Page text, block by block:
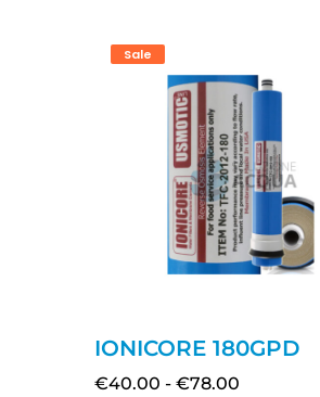
Sale
IONICORE 180GPD
€40.00 - €78.00